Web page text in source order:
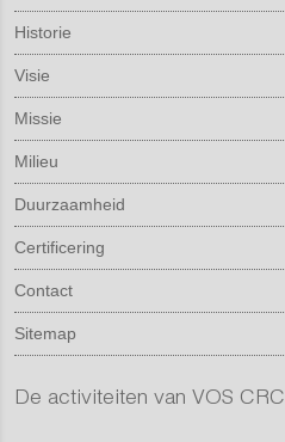
Historie
Visie
Missie
Milieu
Duurzaamheid
Certificering
Contact
Sitemap
De activiteiten van VOS CRC